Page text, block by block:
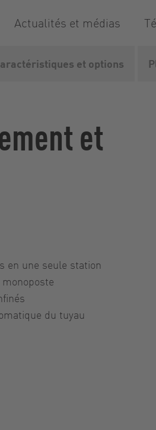
Actualités et médias
Ferroviaires TUnit
et
en une seule station
du tuyau
et options